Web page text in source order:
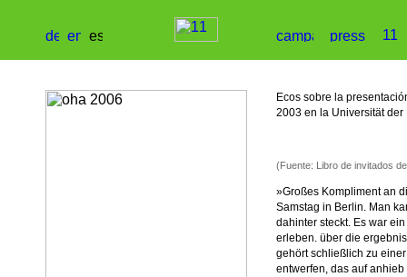
Ecos sobre la
2003 en la Universität der
(Fuente: Libro de invitados
»Großes Kompliment an
Samstag in Berlin. Man
dahinter steckt. Es war
erleben. über die
gehört schließlich zu
entwerfen, das auf